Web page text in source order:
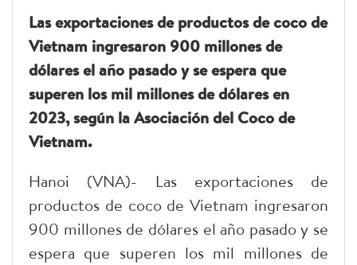
Las exportaciones de productos de coco de
Vietnam ingresaron 900 millones de
dólares el año pasado y se espera que
superen los mil millones de dólares en
2023, según la Asociación del Coco de
Vietnam.
Hanoi (VNA)- Las exportaciones de
productos de coco de Vietnam ingresaron
900 millones de dólares el año pasado y se
espera que superen los mil millones de